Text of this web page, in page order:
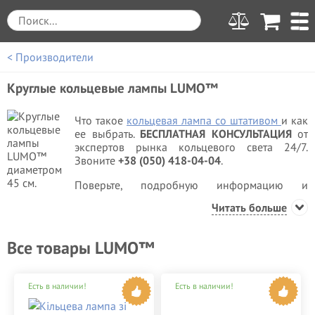
< Производители
Круглые кольцевые лампы LUMO™
Что такое кольцевая лампа со штативом и как
ее выбрать. БЕСПЛАТНАЯ КОНСУЛЬТАЦИЯот
экспертов рынка кольцевого света 24/7.
Звоните +38 (050) 418-04-04.
Поверьте, подробную информацию и
Читать больше
Все товары LUMO™
Есть в наличии! Есть в наличии!